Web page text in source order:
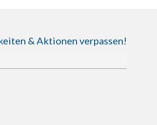
& Aktionen verpassen!